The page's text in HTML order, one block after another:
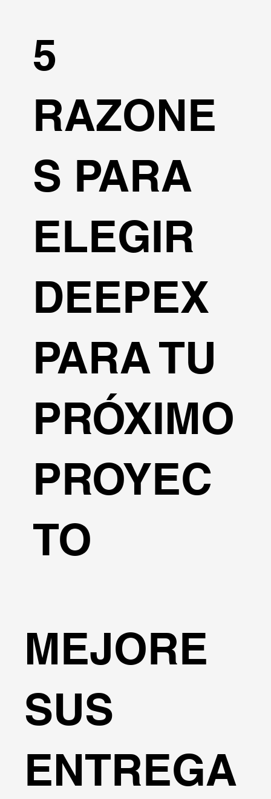
5
RAZONE
S PARA
ELEGIR
DEEPEX
PARA TU
PRÓXIMO
PROYEC
TO
MEJORE
SUS
ENTREGA